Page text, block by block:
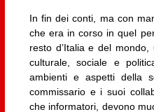
In fin dei conti, ma con
che era in corso in quel
resto d’Italia e del
culturale, sociale e
ambienti e aspetti della
commissario e i suoi
che informatori, devono